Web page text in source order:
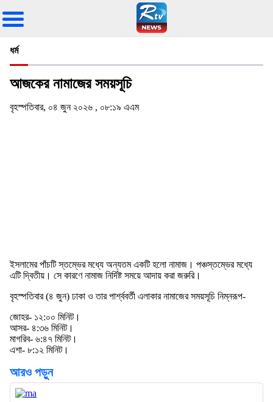
ধর্ম
আজকের নামাজের সময়সূচি
বৃহস্পতিবার, ০৪ জুন ২০২৬ , ০৮:১৯ এএম
ইসলামের পাঁচটি স্তম্ভের মধ্যে অন্যতম একটি হলো নামাজ। পঞ্চস্তম্ভের মধ্যে
এটি দ্বিতীয়। সে কারণে নামাজ নির্দিষ্ট সময়ে আদায় করা জরুরি।
বৃহস্পতিবার (৪ জুন) ঢাকা ও তার পার্শ্ববর্তী এলাকার নামাজের সময়সূচি নিম্নরূপ-
জোহর- ১২:০০ মিনিট।
আসর- ৪:৩৬ মিনিট।
মাগরিব- ৬:৪৭ মিনিট।
এশা- ৮:১২ মিনিট।
আরও পড়ুন